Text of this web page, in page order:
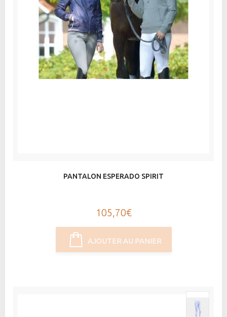
PANTALON ESPERADO SPIRIT
105,70€
AJOUTER AU PANIER